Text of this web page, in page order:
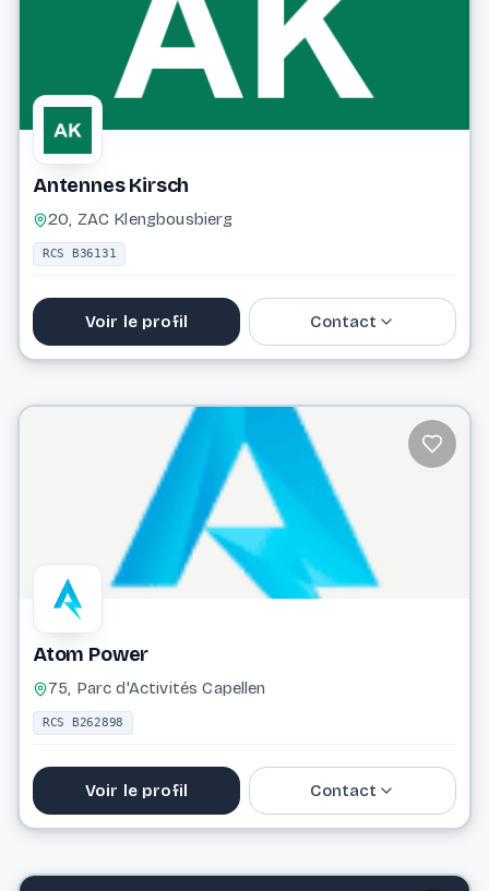
Antennes Kirsch
20, ZAC Klengbousbierg
RCS B36131
Voir le profil Contact
Atom Power
75, Parc d'Activités Capellen
RCS B262898
Voir le profil Contact